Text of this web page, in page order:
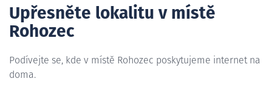
Upřesněte lokalitu v místě
Rohozec
Podívejte se, kde v místě Rohozec poskytujeme internet na
doma.